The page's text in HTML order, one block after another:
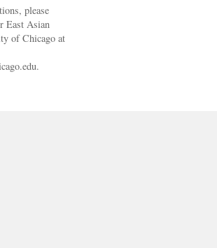
please
East Asian
of Chicago at